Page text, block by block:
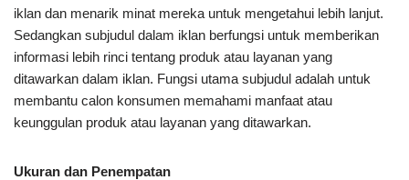
iklan dan menarik minat mereka untuk mengetahui lebih lanjut.
Sedangkan subjudul dalam iklan berfungsi untuk memberikan
informasi lebih rinci tentang produk atau layanan yang
ditawarkan dalam iklan. Fungsi utama subjudul adalah untuk
membantu calon konsumen memahami manfaat atau
keunggulan produk atau layanan yang ditawarkan.
Ukuran dan Penempatan